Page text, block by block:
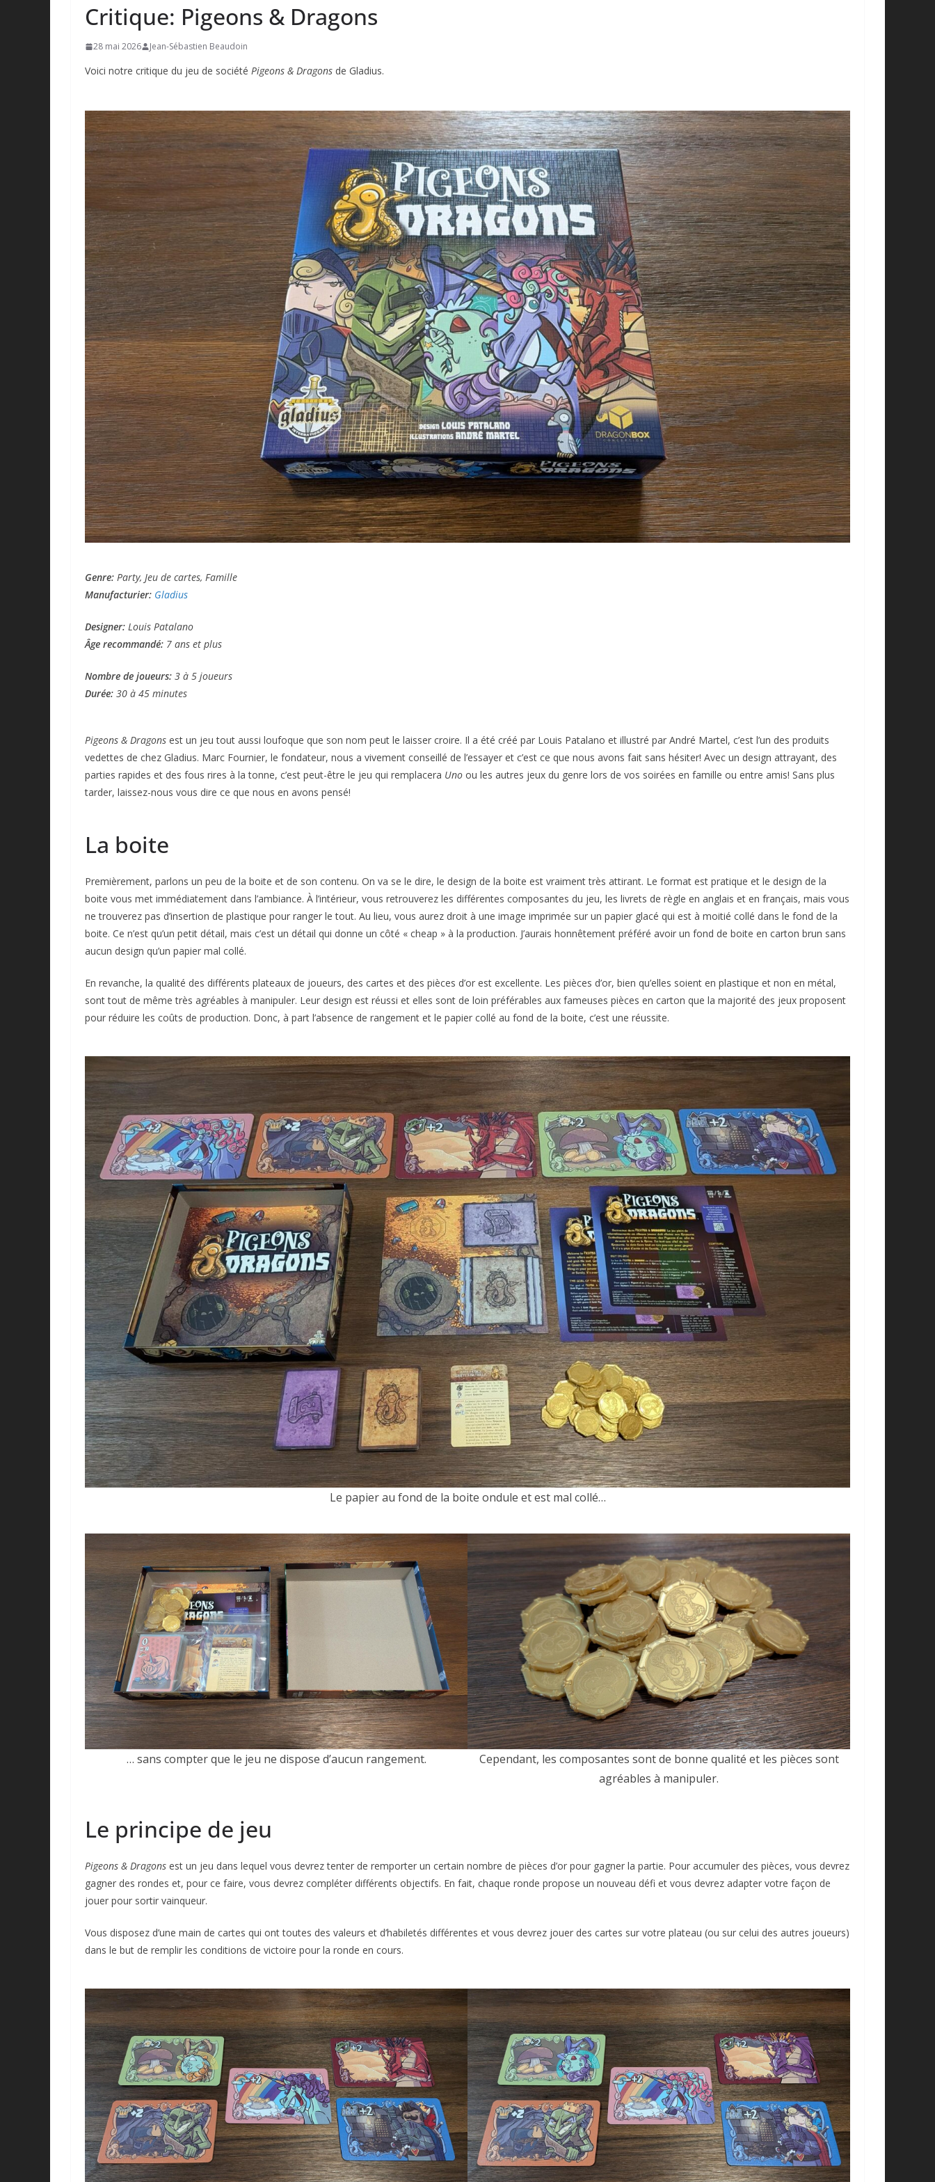
Critique: Pigeons & Dragons
28 mai 2026 Jean-Sébastien Beaudoin
Voici notre critique du jeu de société Pigeons & Dragons de Gladius.
Genre: Party, Jeu de cartes, Famille
Manufacturier: Gladius
Designer: Louis Patalano
Âge recommandé: 7 ans et plus
Nombre de joueurs: 3 à 5 joueurs
Durée: 30 à 45 minutes
Pigeons & Dragons est un jeu tout aussi loufoque que son nom peut le laisser croire. Il a été créé par Louis Patalano et illustré par André Martel, c’est l’un des produits
vedettes de chez Gladius. Marc Fournier, le fondateur, nous a vivement conseillé de l’essayer et c’est ce que nous avons fait sans hésiter! Avec un design attrayant, des
parties rapides et des fous rires à la tonne, c’est peut-être le jeu qui remplacera Uno ou les autres jeux du genre lors de vos soirées en famille ou entre amis! Sans plus
tarder, laissez-nous vous dire ce que nous en avons pensé!
La boite
Premièrement, parlons un peu de la boite et de son contenu. On va se le dire, le design de la boite est vraiment très attirant. Le format est pratique et le design de la
boite vous met immédiatement dans l’ambiance. À l’intérieur, vous retrouverez les différentes composantes du jeu, les livrets de règle en anglais et en français, mais vous
ne trouverez pas d’insertion de plastique pour ranger le tout. Au lieu, vous aurez droit à une image imprimée sur un papier glacé qui est à moitié collé dans le fond de la
boite. Ce n’est qu’un petit détail, mais c’est un détail qui donne un côté « cheap » à la production. J’aurais honnêtement préféré avoir un fond de boite en carton brun sans
aucun design qu’un papier mal collé.
En revanche, la qualité des différents plateaux de joueurs, des cartes et des pièces d’or est excellente. Les pièces d’or, bien qu’elles soient en plastique et non en métal,
sont tout de même très agréables à manipuler. Leur design est réussi et elles sont de loin préférables aux fameuses pièces en carton que la majorité des jeux proposent
pour réduire les coûts de production. Donc, à part l’absence de rangement et le papier collé au fond de la boite, c’est une réussite.
Le papier au fond de la boite ondule et est mal collé…
… sans compter que le jeu ne dispose d’aucun rangement.
Cependant, les composantes sont de bonne qualité et les pièces sont
agréables à manipuler.
Le principe de jeu
Pigeons & Dragons est un jeu dans lequel vous devrez tenter de remporter un certain nombre de pièces d’or pour gagner la partie. Pour accumuler des pièces, vous devrez
gagner des rondes et, pour ce faire, vous devrez compléter différents objectifs. En fait, chaque ronde propose un nouveau défi et vous devrez adapter votre façon de
jouer pour sortir vainqueur.
Vous disposez d’une main de cartes qui ont toutes des valeurs et d’habiletés différentes et vous devrez jouer des cartes sur votre plateau (ou sur celui des autres joueurs)
dans le but de remplir les conditions de victoire pour la ronde en cours.